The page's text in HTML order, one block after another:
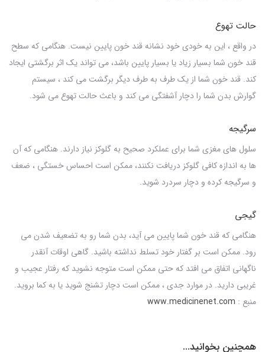
حالت تهوع
در واقع ، این به خودی خود نشانه قند خون پایین نیست. هنگامی که سطح
قند خون شما بسیار زیاد یا بسیار پایین باشد، می تواند یک اثر برگشتی ایجاد
کند. قند خون شما از یک طرف به طرف دیگر برگشت می کند ، سیستم
گوارش بدن شما را دچار آشفتگی می کند و باعث حالت تهوع می شود.
سرگیجه
سلول های مغزی شما برای عملکرد صحیح به گلوکز نیاز دارند. هنگامی که آن
ها به اندازه کافی گلوکز دریافت نکنند، ممکن است احساس خستگی ، ضعف
و سرگیجه کرده و دچار سردرد شوید.
گیجی
هنگامی که قند خون شما پایین می آید، بدن شما رو به تضعیف شدن می
رود. ممکن است بر گفتار خود تسلط نداشته باشید. گاهی اوقات آنقدر
ناگهانی اتفاق می افتد که حتی ممکن است متوجه نشوید که رفتار عجیب و
غریبی دارید. در موارد جدی ، ممکن است دچار تشنج شوید یا به کما بروید.
منبع : www.medicinenet.com
همچنین بخوانید...